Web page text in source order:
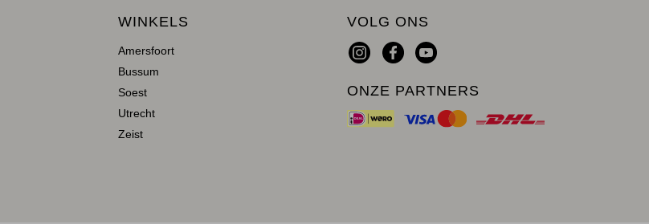
WINKELS
Amersfoort
Bussum
Soest
Utrecht
Zeist
VOLG ONS
ONZE PARTNERS